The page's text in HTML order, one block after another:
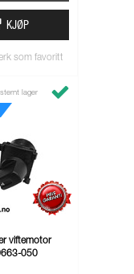
KJØP
som favoritt
lager
viftemotor
050